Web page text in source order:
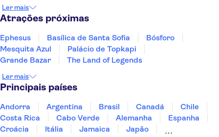
Ler mais
Atrações próximas
Ephesus Basílica de Santa Sofia
Bósforo
Mesquita Azul
Palácio de Topkapi
Grande Bazar
The Land of Legends
Ler mais
Principais países
Andorra Argentina Brasil Canadá
Chile
Costa Rica
Cabo Verde Alemanha
Espanha
Croácia
Itália Jamaica
Japão